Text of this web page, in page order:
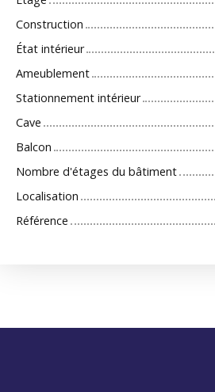
Construction
État intérieur
Ameublement
Stationnement intérieur
Cave
Balcon
Nombre d'étages du bâtiment
Localisation
Référence